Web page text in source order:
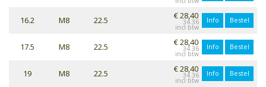
16.2 M8 22.5 € 28,40
34.36 Info Bestel
17.5 M8 22.5 € 28,40
34.36 Info Bestel
19 M8 22.5 € 28,40
34.36 Info Bestel